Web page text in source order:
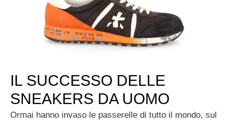
IL SUCCESSO DELLE
SNEAKERS DA UOMO
Ormai hanno invaso le passerelle di tutto il mondo, sul